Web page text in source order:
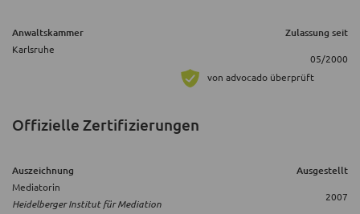
Anwaltskammer Zulassung seit
Karlsruhe
05/2000
von advocado überprüft
Offizielle Zertifizierungen
Auszeichnung Ausgestellt
Mediatorin
Heidelberger Institut für Mediation
2007